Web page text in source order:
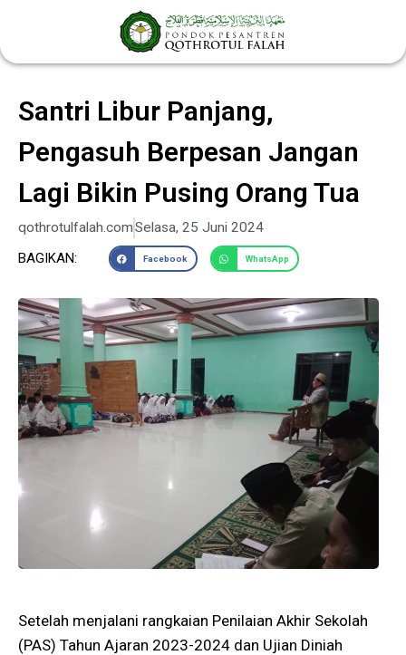
konten
Santri Libur Panjang,
Pengasuh Berpesan Jangan
Lagi Bikin Pusing Orang Tua
qothrotulfalah.comSelasa, 25 Juni 2024
BAGIKAN:
Facebook WhatsApp
Setelah menjalani rangkaian Penilaian Akhir Sekolah
(PAS) Tahun Ajaran 2023-2024 dan Ujian Diniah